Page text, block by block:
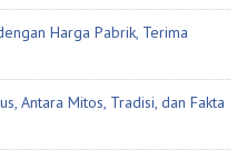
Harga Pabrik, Terima
Antara Mitos, Tradisi, dan Fakta